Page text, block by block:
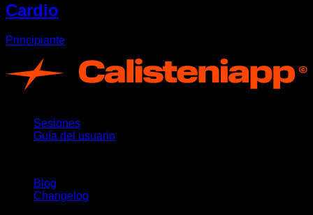
Cardio
Principiante
Sesiones
Guía del usuario
Blog
Changelog